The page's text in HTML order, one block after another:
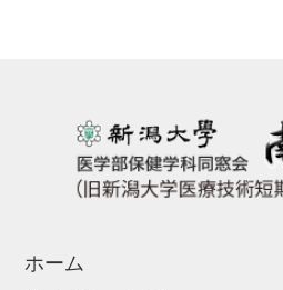
ホーム